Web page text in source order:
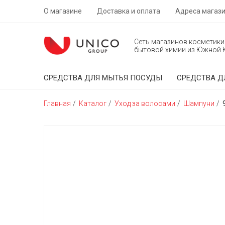
О магазине Доставка и оплата Адреса
Сеть магазинов
бытовой химии из Южной
СРЕДСТВА ДЛЯ МЫТЬЯ ПОСУДЫ СРЕДСТВА
Главная Каталог Уход за волосами Шампуни